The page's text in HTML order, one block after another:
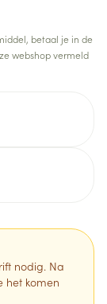
betaal je in de
webshop vermeld
nodig. Na
het komen